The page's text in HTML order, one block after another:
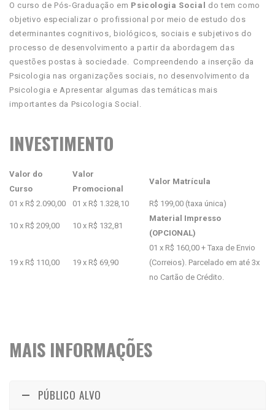
O curso de Pós-Graduação em Psicologia Social do tem como
objetivo especializar o profissional por meio de estudo dos
determinantes cognitivos, biológicos, sociais e subjetivos do
processo de desenvolvimento a partir da abordagem das
questões postas à sociedade. Compreendendo a inserção da
Psicologia nas organizações sociais, no desenvolvimento da
Psicologia e Apresentar algumas das temáticas mais
importantes da Psicologia Social.
INVESTIMENTO
Valor do
Curso
Valor
Promocional
Valor Matrícula
01 x R$ 2.090,00 01 x R$ 1.328,10 R$ 199,00 (taxa única)
10 x R$ 209,00 10 x R$ 132,81
Material Impresso
(OPCIONAL)
19 x R$ 110,00 19 x R$ 69,90
01 x R$ 160,00 + Taxa de Envio
(Correios). Parcelado em até 3x
no Cartão de Crédito.
MAIS INFORMAÇÕES
PÚBLICO ALVO